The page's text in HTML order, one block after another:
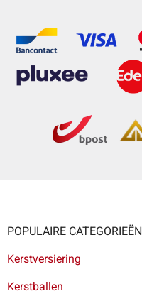
POPULAIRE CATEGORIEËN
Kerstversiering
Kerstballen